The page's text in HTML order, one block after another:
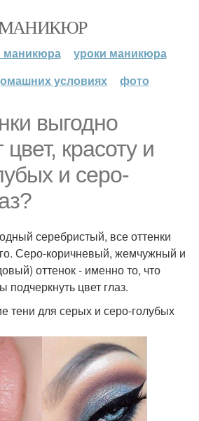
уроки маникюра
условиях
фото
выгодно
цвет, красоту и
и серо-
серебристый, все оттенки
Серо-коричневый, жемчужный и
оттенок - именно то, что
подчеркнуть цвет глаз.
тени для серых и серо-голубых